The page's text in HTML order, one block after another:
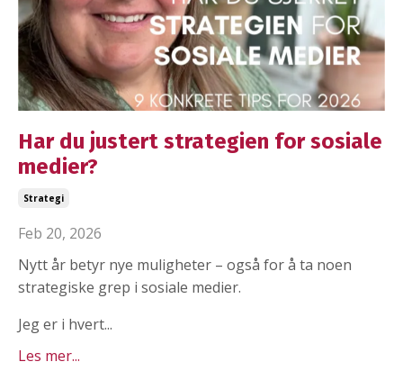
Har du justert strategien for sosiale
medier?
Strategi
Feb 20, 2026
Nytt år betyr nye muligheter – også for å ta noen
strategiske grep i sosiale medier.
Jeg er i hvert...
Les mer...